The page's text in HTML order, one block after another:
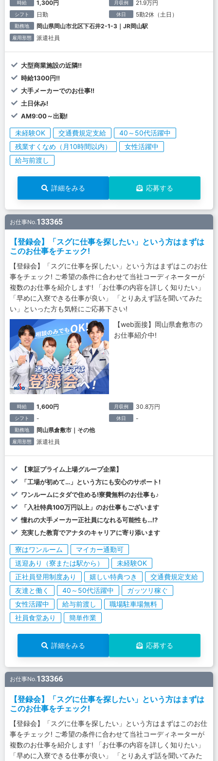
時給 1,300円 月収例 21.9万円
シフト 日勤 休日 5勤2休（土日）
勤務地 岡山県岡山市北区下石井2-1-3｜JR岡山駅
雇用形態 派遣社員
大型商業施設の近隣!!
時給1300円!!
大手メーカーでのお仕事!!
土日休み!
AM9:00～出勤!
未経験OK 交通費規定支給
40～50代活躍中
残業すくなめ（月10時間以内）
女性活躍中
給与前渡し
詳細をみる 応募する
お仕事No.133365
【登録会】「スグに仕事を探したい」という方はまずは
このお仕事をチェック!
【登録会】「スグに仕事を探したい」という方はまずはこのお仕
事をチェック! ご希望の条件に合わせて当社コーディネーターが
複数のお仕事を紹介します! 「お仕事の内容を詳しく知りたい」
「早めに入寮できる仕事が良い」 「とりあえず話を聞いてみた
い」といった方も気軽にご応募下さい!
【web面接】岡山県倉敷市の
お仕事紹介中!
時給 1,600円 月収例 30.8万円
シフト - 休日 -
勤務地 岡山県倉敷市｜その他
雇用形態 派遣社員
【東証プライム上場グループ企業】
「工場が初めて…」という方にも安心のサポート!
ワンルームにタダで住める!寮費無料のお仕事も♪
「入社特典100万円以上」のお仕事もございます
憧れの大手メーカー正社員になれる可能性も…!?
充実した教育でアナタのキャリアに寄り添います
寮はワンルーム
マイカー通勤可
送迎あり（寮または駅から）
未経験OK
正社員登用制度あり
嬉しい特典つき
交通費規定支給
友達と働く
40～50代活躍中
ガッツリ稼ぐ
女性活躍中
給与前渡し
職場駐車場無料
社員食堂あり
簡単作業
詳細をみる 応募する
お仕事No.133366
【登録会】「スグに仕事を探したい」という方はまずは
このお仕事をチェック!
【登録会】「スグに仕事を探したい」という方はまずはこのお仕
事をチェック! ご希望の条件に合わせて当社コーディネーターが
複数のお仕事を紹介します! 「お仕事の内容を詳しく知りたい」
「早めに入寮できる仕事が良い」 「とりあえず話を聞いてみた